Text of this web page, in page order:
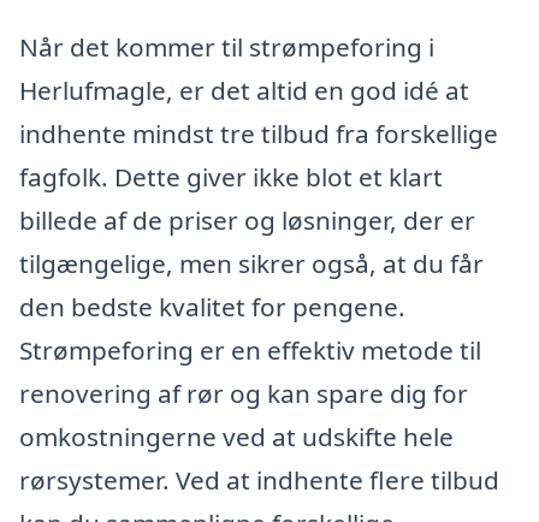
Når det kommer til strømpeforing i
Herlufmagle, er det altid en god idé at
indhente mindst tre tilbud fra forskellige
fagfolk. Dette giver ikke blot et klart
billede af de priser og løsninger, der er
tilgængelige, men sikrer også, at du får
den bedste kvalitet for pengene.
Strømpeforing er en effektiv metode til
renovering af rør og kan spare dig for
omkostningerne ved at udskifte hele
rørsystemer. Ved at indhente flere tilbud